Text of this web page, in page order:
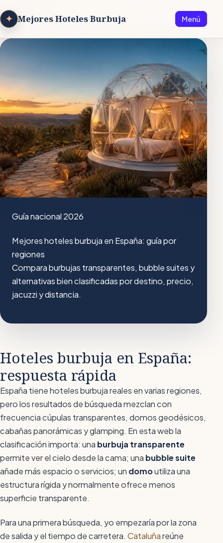
✦ Mejores Hoteles Burbuja Menú
Guía nacional 2026
Mejores hoteles burbuja en España: guía por
regiones
Compara burbujas transparentes, bubble suites y
alternativas bien clasificadas por destino, precio,
jacuzzi y distancia.
Hoteles burbuja en España:
respuesta rápida
España tiene hoteles burbuja reales en varias regiones,
pero los resultados de búsqueda mezclan con
frecuencia cúpulas transparentes, domos geodésicos,
cabañas panorámicas y glamping. En esta web la
clasificación importa: una burbuja transparente
permite ver el cielo desde la cama; una bubble suite
añade más espacio o servicios; un domoutiliza una
estructura rígida y normalmente ofrece menos
superficie transparente.
Para una primera búsqueda, yo empezaría por la zona
de salida y el tiempo de carretera. Cataluñareúne